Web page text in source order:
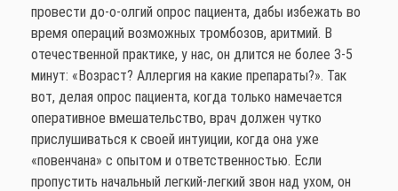
провести до-о-олгий опрос пациента, дабы избежать во
время операций возможных тромбозов, аритмий. В
отечественной практике, у нас, он длится не более 3-5
минут: «Возраст? Аллергия на какие препараты?». Так
вот, делая опрос пациента, когда только намечается
оперативное вмешательство, врач должен чутко
прислушиваться к своей интуиции, когда она уже
«повенчана» с опытом и ответственностью. Если
пропустить начальный легкий-легкий звон над ухом, он